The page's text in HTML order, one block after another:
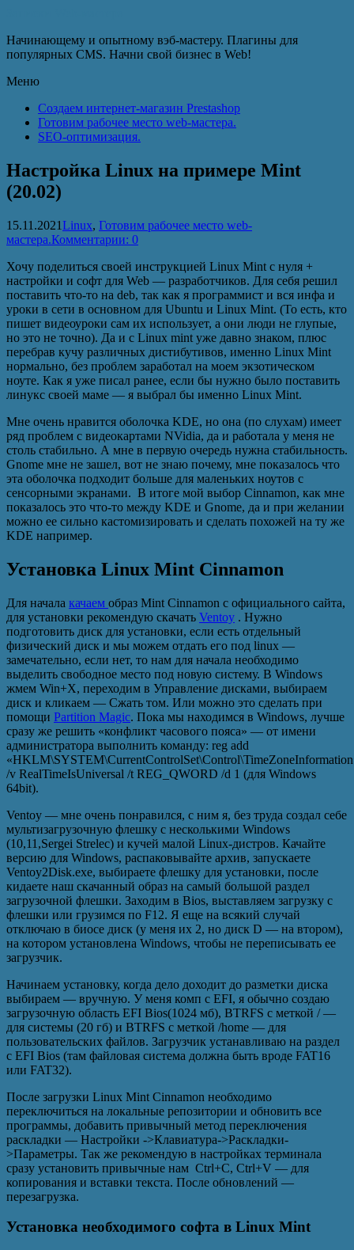
Начинающему и опытному вэб-мастеру. Плагины для
популярных CMS. Начни свой бизнес в Web!
Меню
Создаем интернет-магазин Prestashop
Готовим рабочее место web-мастера.
SEO-оптимизация.
Настройка Linux на примере Mint
(20.02)
15.11.2021Linux, Готовим рабочее место web-
мастера.Комментарии: 0
Хочу поделиться своей инструкцией Linux Mint с нуля +
настройки и софт для Web — разработчиков. Для себя решил
поставить что-то на deb, так как я программист и вся инфа и
уроки в сети в основном для Ubuntu и Linux Mint. (То есть, кто
пишет видеоуроки сам их использует, а они люди не глупые,
но это не точно). Да и c Linux mint уже давно знаком, плюс
перебрав кучу различных дистибутивов, именно Linux Mint
нормально, без проблем заработал на моем экзотическом
ноуте. Как я уже писал ранее, если бы нужно было поставить
линукс своей маме — я выбрал бы именно Linux Mint.
Мне очень нравится оболочка KDE, но она (по слухам) имеет
ряд проблем с видеокартами NVidia, да и работала у меня не
столь стабильно. А мне в первую очередь нужна стабильность.
Gnome мне не зашел, вот не знаю почему, мне показалось что
эта оболочка подходит больше для маленьких ноутов с
сенсорными экранами. В итоге мой выбор Cinnamon, как мне
показалось это что-то между KDE и Gnome, да и при желании
можно ее сильно кастомизировать и сделать похожей на ту же
KDE например.
Установка Linux Mint Cinnamon
Для начала качаем образ Mint Cinnamon с официального сайта,
для установки рекомендую скачать Ventoy . Нужно
подготовить диск для установки, если есть отдельный
физический диск и мы можем отдать его под linux —
замечательно, если нет, то нам для начала необходимо
выделить свободное место под новую систему. В Windows
жмем Win+X, переходим в Управление дисками, выбираем
диск и кликаем — Сжать том. Или можно это сделать при
помощи Partition Magic. Пока мы находимся в Windows, лучше
сразу же решить «конфликт часового пояса» — от имени
администратора выполнить команду: reg add
/v RealTimeIsUniversal /t REG_QWORD /d 1 (для Windows
64bit).
Ventoy — мне очень понравился, с ним я, без труда создал себе
мультизагрузочную флешку с несколькими Windows
(10,11,Sergei Strelec) и кучей малой Linux-дистров. Качайте
версию для Windows, распаковывайте архив, запускаете
Ventoy2Disk.exe, выбираете флешку для установки, после
кидаете наш скачанный образ на самый большой раздел
загрузочной флешки. Заходим в Bios, выставляем загрузку с
флешки или грузимся по F12. Я еще на всякий случай
отключаю в биосе диск (у меня их 2, но диск D — на втором),
на котором установлена Windows, чтобы не переписывать ее
загрузчик.
Начинаем установку, когда дело доходит до разметки диска
выбираем — вручную. У меня комп с EFI, я обычно создаю
загрузочную область EFI Bios(1024 мб), BTRFS с меткой / —
для системы (20 гб) и BTRFS с меткой /home — для
пользовательских файлов. Загрузчик устанавливаю на раздел
с EFI Bios (там файловая система должна быть вроде FAT16
или FAT32).
После загрузки Linux Mint Cinnamon необходимо
переключиться на локальные репозитории и обновить все
программы, добавить привычный метод переключения
раскладки — Настройки ->Клавиатура->Раскладки-
>Параметры. Так же рекомендую в настройках терминала
сразу установить привычные нам Ctrl+C, Ctrl+V — для
копирования и вставки текста. После обновлений —
перезагрузка.
Установка необходимого софта в Linux Mint